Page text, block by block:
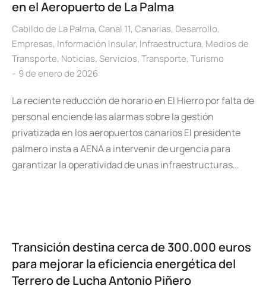
en el Aeropuerto de La Palma
Cabildo de La Palma, Canal 11, Canarias, Desarrollo,
Empresas, Información Insular, Infraestructura, Medios de
Transporte, Noticias, Servicios, Transporte, Turismo
9 de enero de 2026
​La reciente reducción de horario en El Hierro por falta de
personal enciende las alarmas sobre la gestión
privatizada en los aeropuertos canarios ​El presidente
palmero insta a AENA a intervenir de urgencia para
garantizar la operatividad de unas infraestructuras…
Transición destina cerca de 300.000 euros
para mejorar la eficiencia energética del
Terrero de Lucha Antonio Piñero